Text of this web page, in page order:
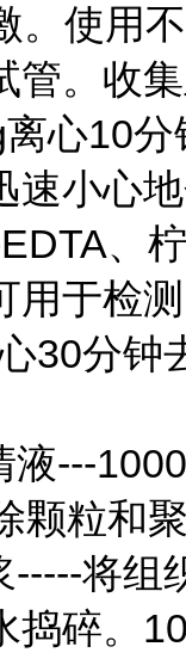
。使用
管。收
心10
小心地
、柠
于检测
30分钟
液---
颗粒和聚
-----将组
捣碎。